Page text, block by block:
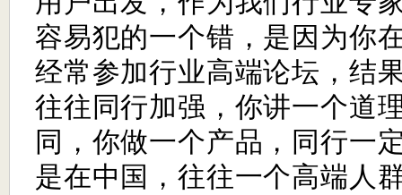
容易犯的一个错，是因为你
经常参加行业高端论坛，结
往往同行加强，你讲一个道
同，你做一个产品，同行一
是在中国，往往一个高端人